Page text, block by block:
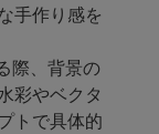
手作り感を
際、背景の
彩やベクタ
トで具体的